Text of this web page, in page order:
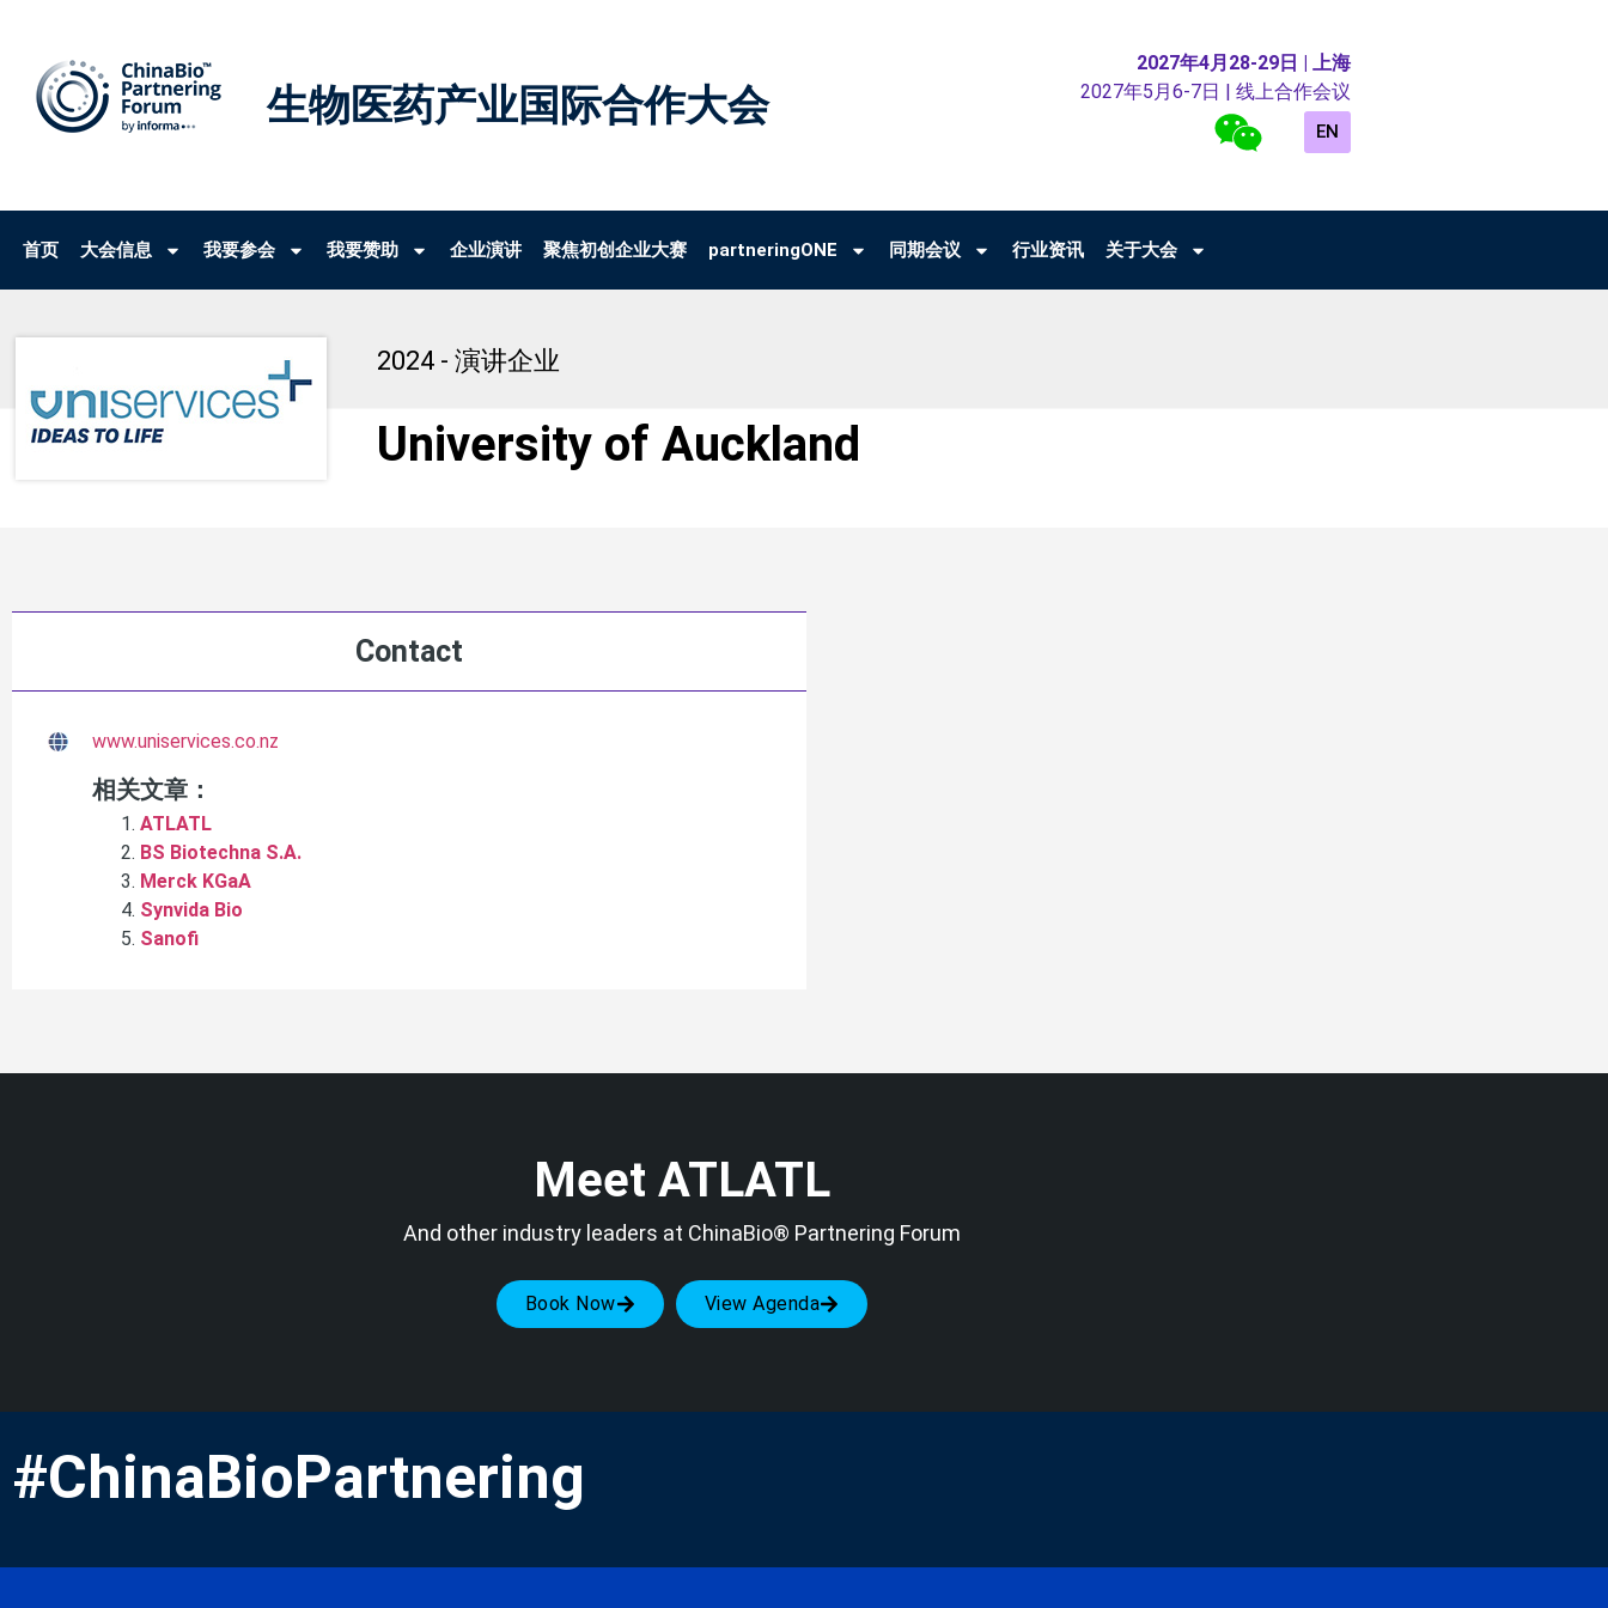
生物医药产业国际合作大会
2027年4月28-29日 | 上海
2027年5月6-7日 | 线上合作会议
EN
首页 大会信息 我要参会 我要赞助 企业演讲 聚焦初创企业大赛 partneringONE 同期会议 行业资讯 关于大会
2024 - 演讲企业
University of Auckland
Contact
www.uniservices.co.nz
相关文章：
ATLATL
BS Biotechna S.A.
Merck KGaA
Synvida Bio
Sanofi
Meet ATLATL
And other industry leaders at ChinaBio® Partnering Forum
Book Now View Agenda
#ChinaBioPartnering